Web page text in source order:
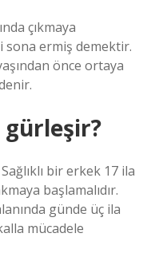
çıkmaya
sona ermiş demektir.
önce ortaya
gürleşir?
bir erkek 17 ila
başlamalıdır.
günde üç ila
mücadele